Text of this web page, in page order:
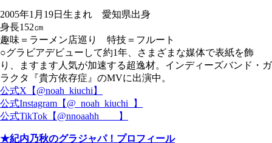
2005年1月19日生まれ 愛知県出身
身長152㎝
趣味＝ラーメン店巡り 特技＝フルート
○グラビアデビューして約1年、さまざまな媒体で表紙を飾
り、ますます人気が加速する超逸材。インディーズバンド・ガ
ラクタ『貴方依存症』のMVに出演中。
公式X【@noah_kiuchi】
公式Instagram【@_noah_kiuchi_】
公式TikTok【@nnoaahh_ _ _】
★紀内乃秋のグラジャパ！プロフィール